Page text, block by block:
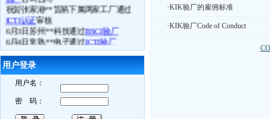
祝贺张家港**贸易下属两家工厂通过
ICTI认证审核
6月3日苏州**科技通过BSCI验厂
6月4日常熟**电子通过ICTI验厂
6.月5日张家港**鞋业司通过ETI验厂
6月4日镇江**体育用品厂
良好成绩
6月10日我公司
6月11日苏州**贸易接受我公司
知培训
6月13日如皋**数码Best Buy验厂
用户登录
用户名：
密 码：
·KIK验厂的雇佣标准
·KIK验厂Code of Conduct